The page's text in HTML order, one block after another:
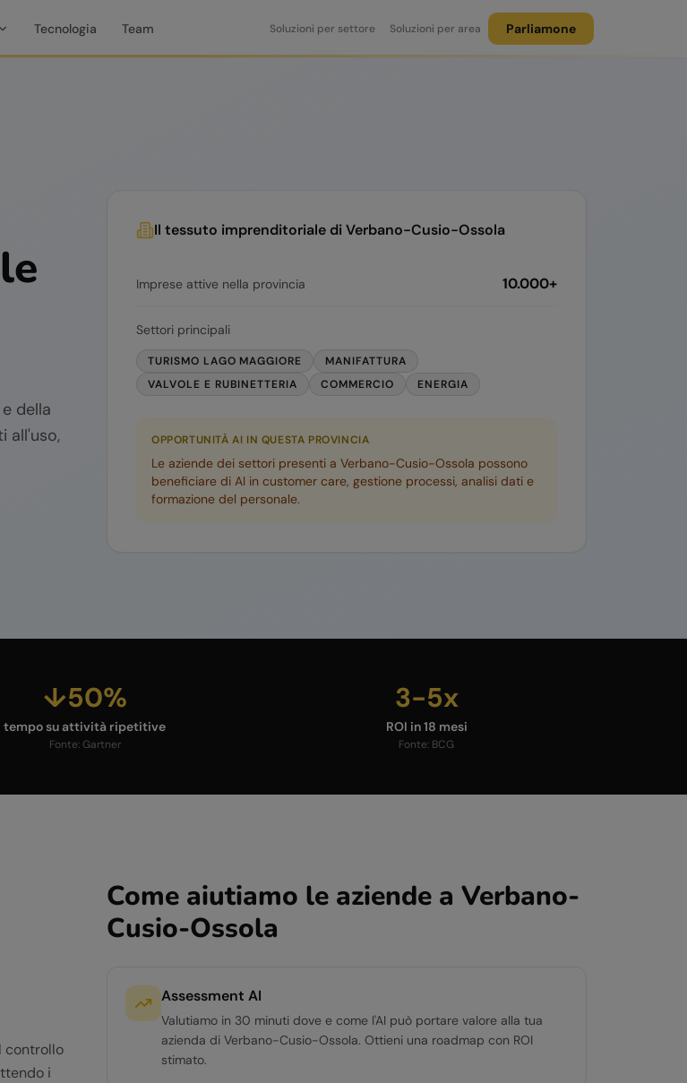
Tecnologia Team Soluzioni per settore Soluzioni per area Parliamone
e della
all'uso,
Il tessuto imprenditoriale diVerbano-Cusio-Ossola
Imprese attive nella provincia 10.000+
Settori principali
TURISMO LAGO MAGGIORE
MANIFATTURA
VALVOLE E RUBINETTERIA
COMMERCIO ENERGIA
OPPORTUNITÀ AI IN QUESTA PROVINCIA
Le aziende dei settori presenti a Verbano-Cusio-Ossola possono
beneficiare di AI in customer care, gestione processi, analisi dati e
formazione del personale.
↓50%
tempo su attività ripetitive
Fonte: Gartner
3-5x
ROI in 18 mesi
Fonte: BCG
controllo
i
Come aiutiamo le aziende a Verbano-
Cusio-Ossola
Assessment AI
Valutiamo in 30 minuti dove e come l'AI può portare valore alla tua
azienda di Verbano-Cusio-Ossola. Ottieni una roadmap con ROI
stimato.